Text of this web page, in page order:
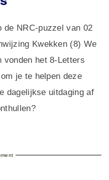
de NRC-puzzel van 02
Kwekken (8) We
vonden het 8-Letters
je te helpen deze
dagelijkse uitdaging af